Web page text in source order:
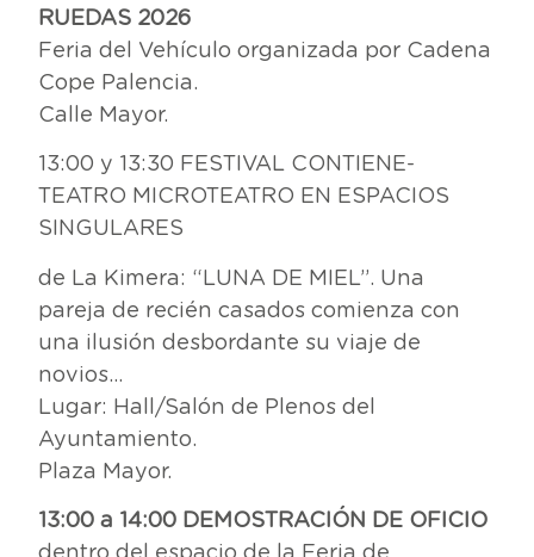
RUEDAS 2026
Feria del Vehículo organizada por Cadena
Cope Palencia.
Calle Mayor.
13:00 y 13:30 FESTIVAL CONTIENE-
TEATRO MICROTEATRO EN ESPACIOS
SINGULARES
de La Kimera: “LUNA DE MIEL”. Una
pareja de recién casados comienza con
una ilusión desbordante su viaje de
novios…
Lugar: Hall/Salón de Plenos del
Ayuntamiento.
Plaza Mayor.
13:00 a 14:00 DEMOSTRACIÓN DE OFICIO
dentro del espacio de la Feria de